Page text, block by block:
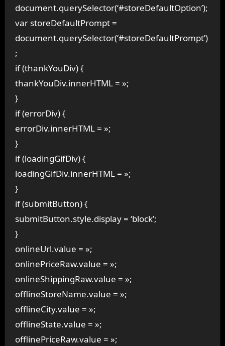
document.querySelector(‘#storeDefaultOption’);
var storeDefaultPrompt =
document.querySelector(‘#storeDefaultPrompt’)
;
if (thankYouDiv) {
thankYouDiv.innerHTML = »;
}
if (errorDiv) {
errorDiv.innerHTML = »;
}
if (loadingGifDiv) {
loadingGifDiv.innerHTML = »;
}
if (submitButton) {
submitButton.style.display = ‘block’;
}
onlineUrl.value = »;
onlinePriceRaw.value = »;
onlineShippingRaw.value = »;
offlineStoreName.value = »;
offlineCity.value = »;
offlineState.value = »;
offlinePriceRaw.value = »;